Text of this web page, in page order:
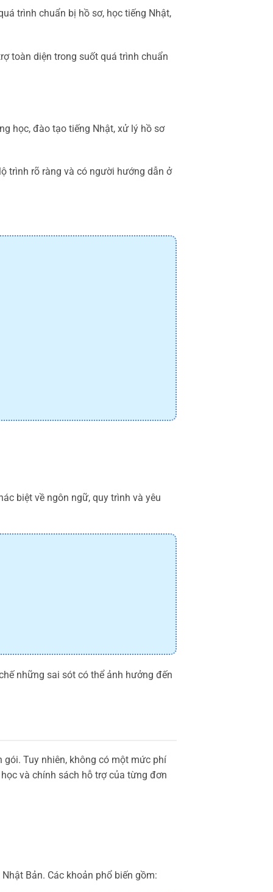
trình chuẩn bị hồ sơ, học tiếng Nhật,
toàn diện trong suốt quá trình chuẩn
học, đào tạo tiếng Nhật, xử lý hồ sơ
trình rõ ràng và có người hướng dẫn ở
biệt về ngôn ngữ, quy trình và yêu
những sai sót có thể ảnh hưởng đến
Tuy nhiên, không có một mức phí
và chính sách hỗ trợ của từng đơn
Bản. Các khoản phổ biến gồm: